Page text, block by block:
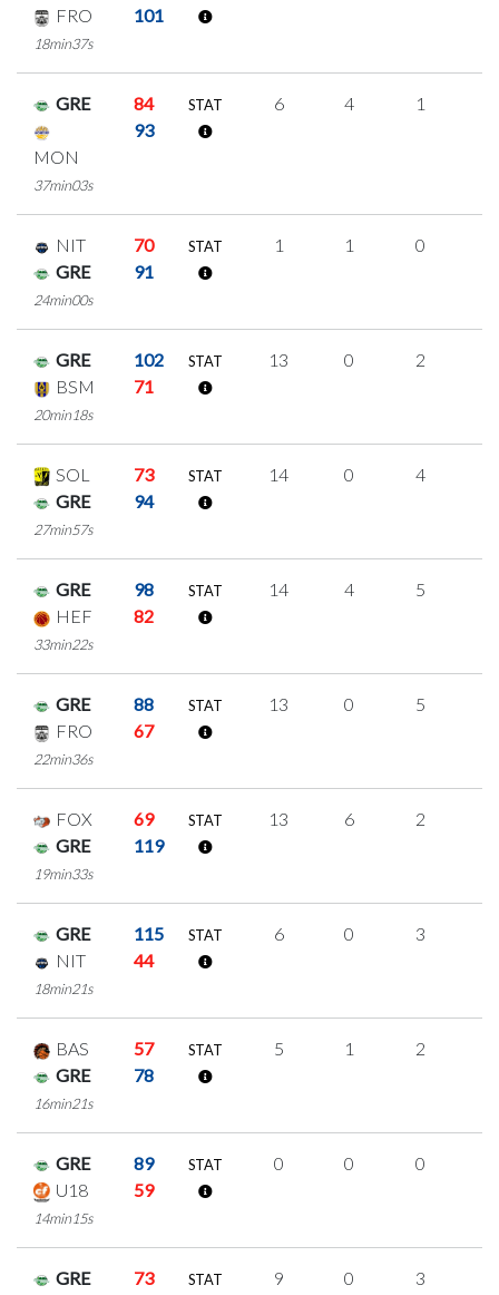
FRO
101
18min37s
GRE 84
MON
93
37min03s
STAT 6 4 1
NIT
70
GRE
91
24min00s
STAT 1 1 0
GRE
102
BSM
71
20min18s
STAT 13 0 2
SOL
73
GRE
94
27min57s
STAT 14 0 4
GRE
98
HEF
82
33min22s
STAT 14 4 5
GRE
88
FRO
67
22min36s
STAT 13 0 5
FOX
69
GRE
119
19min33s
STAT 13 6 2
GRE
115
NIT
44
18min21s
STAT 6 0 3
BAS
57
GRE
78
16min21s
STAT 5 1 2
GRE
89
U18
59
14min15s
STAT 0 0 0
GRE
73
STAT 9 0 3